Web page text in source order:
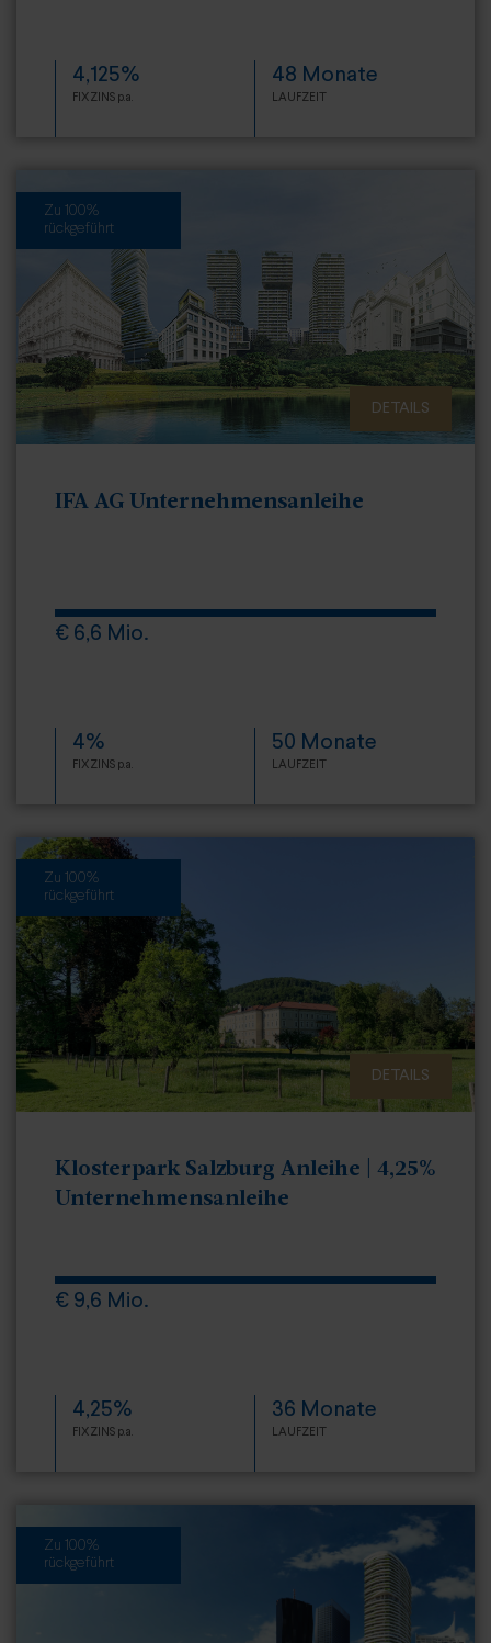
4,125%
FIXZINS p.a.
48 Monate
LAUFZEIT
Zu 100%
rückgeführt
DETAILS
IFA AG Unternehmensanleihe
€ 6,6 Mio.
4%
FIXZINS p.a.
50 Monate
LAUFZEIT
Zu 100%
rückgeführt
DETAILS
Klosterpark Salzburg Anleihe | 4,25%
Unternehmensanleihe
€ 9,6 Mio.
4,25%
FIXZINS p.a.
36 Monate
LAUFZEIT
Zu 100%
rückgeführt